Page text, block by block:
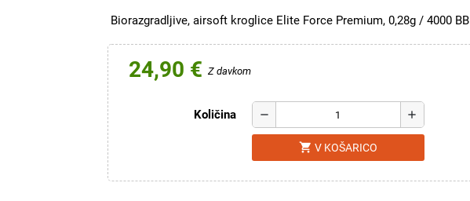
Biorazgradljive, airsoft kroglice Elite Force Premium, 0,28g / 4000 BB
24,90 € Z davkom
Količina remove add
shopping_cart V KOŠARICO